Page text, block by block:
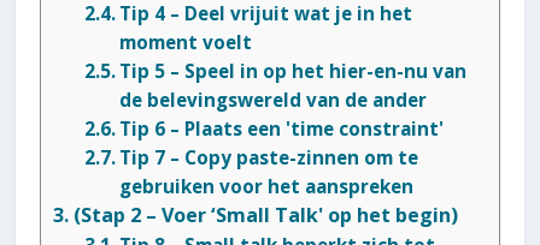
Tip 4 – Deel vrijuit wat je in het
moment voelt
Tip 5 – Speel in op het hier-en-nu van
de belevingswereld van de ander
Tip 6 – Plaats een 'time constraint'
Tip 7 – Copy paste-zinnen om te
gebruiken voor het aanspreken
(Stap 2 – Voer ‘Small Talk' op het begin)